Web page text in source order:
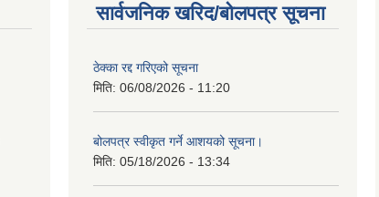
सार्वजनिक खरिद/बोलपत्र सूचना
ठेक्का रद्द गरिएको सूचना
मिति: 06/08/2026 - 11:20
बोलपत्र स्वीकृत गर्ने आशयको सूचना।
मिति: 05/18/2026 - 13:34